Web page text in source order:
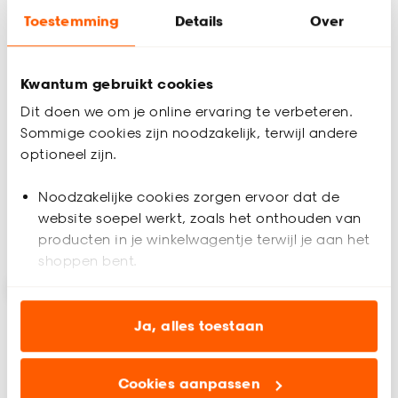
Toestemming Details Over
Kwantum gebruikt cookies
Dit doen we om je online ervaring te verbeteren.
Sommige cookies zijn noodzakelijk, terwijl andere
optioneel zijn.
Noodzakelijke cookies zorgen ervoor dat de
website soepel werkt, zoals het onthouden van
producten in je winkelwagentje terwijl je aan het
shoppen bent.
Analytische cookies (optioneel) helpen ons de
website te verbeteren voor jou en al onze andere
Marketing cookies (optioneel) laten jou
Ja, alles toestaan
Cookies aanpassen
Hanglamp Aitne Off-
white
4.9(
65.
Binnen 2-3 werkdagen bezorgd
Hanglamp Vari
Goud/Chroom
Geef een seintje